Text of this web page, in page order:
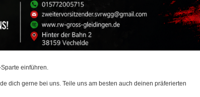
einführen.
dich gerne bei uns. Teile uns am besten auch deinen präferierten